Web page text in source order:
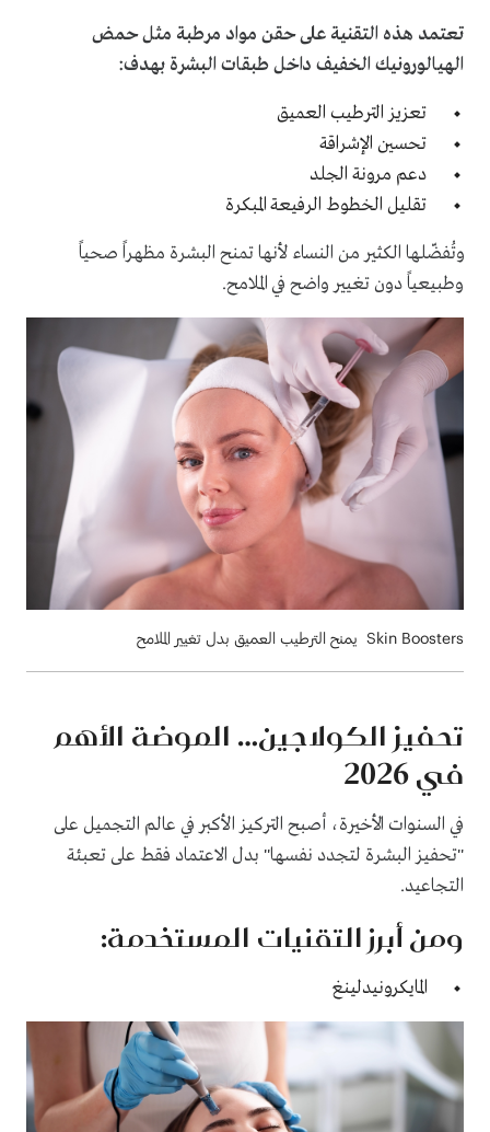
تعتمد هذه التقنية على حقن مواد مرطبة مثل حمض
الهيالورونيك الخفيف داخل طبقات البشرة بهدف:
تعزيز الترطيب العميق
تحسين الإشراقة
دعم مرونة الجلد
تقليل الخطوط الرفيعة المبكرة
وتُفضّلها الكثير من النساء لأنها تمنح البشرة مظهراً صحياً
وطبيعياً دون تغيير واضح في الملامح.
Skin Boosters يمنح الترطيب العميق بدل تغيير الملامح
تحفيز الكولاجين… الموضة الأهم
في 2026
في السنوات الأخيرة، أصبح التركيز الأكبر في عالم التجميل على
"تحفيز البشرة لتجدد نفسها" بدل الاعتماد فقط على تعبئة
التجاعيد.
ومن أبرز التقنيات المستخدمة:
المايكرونيدلينغ